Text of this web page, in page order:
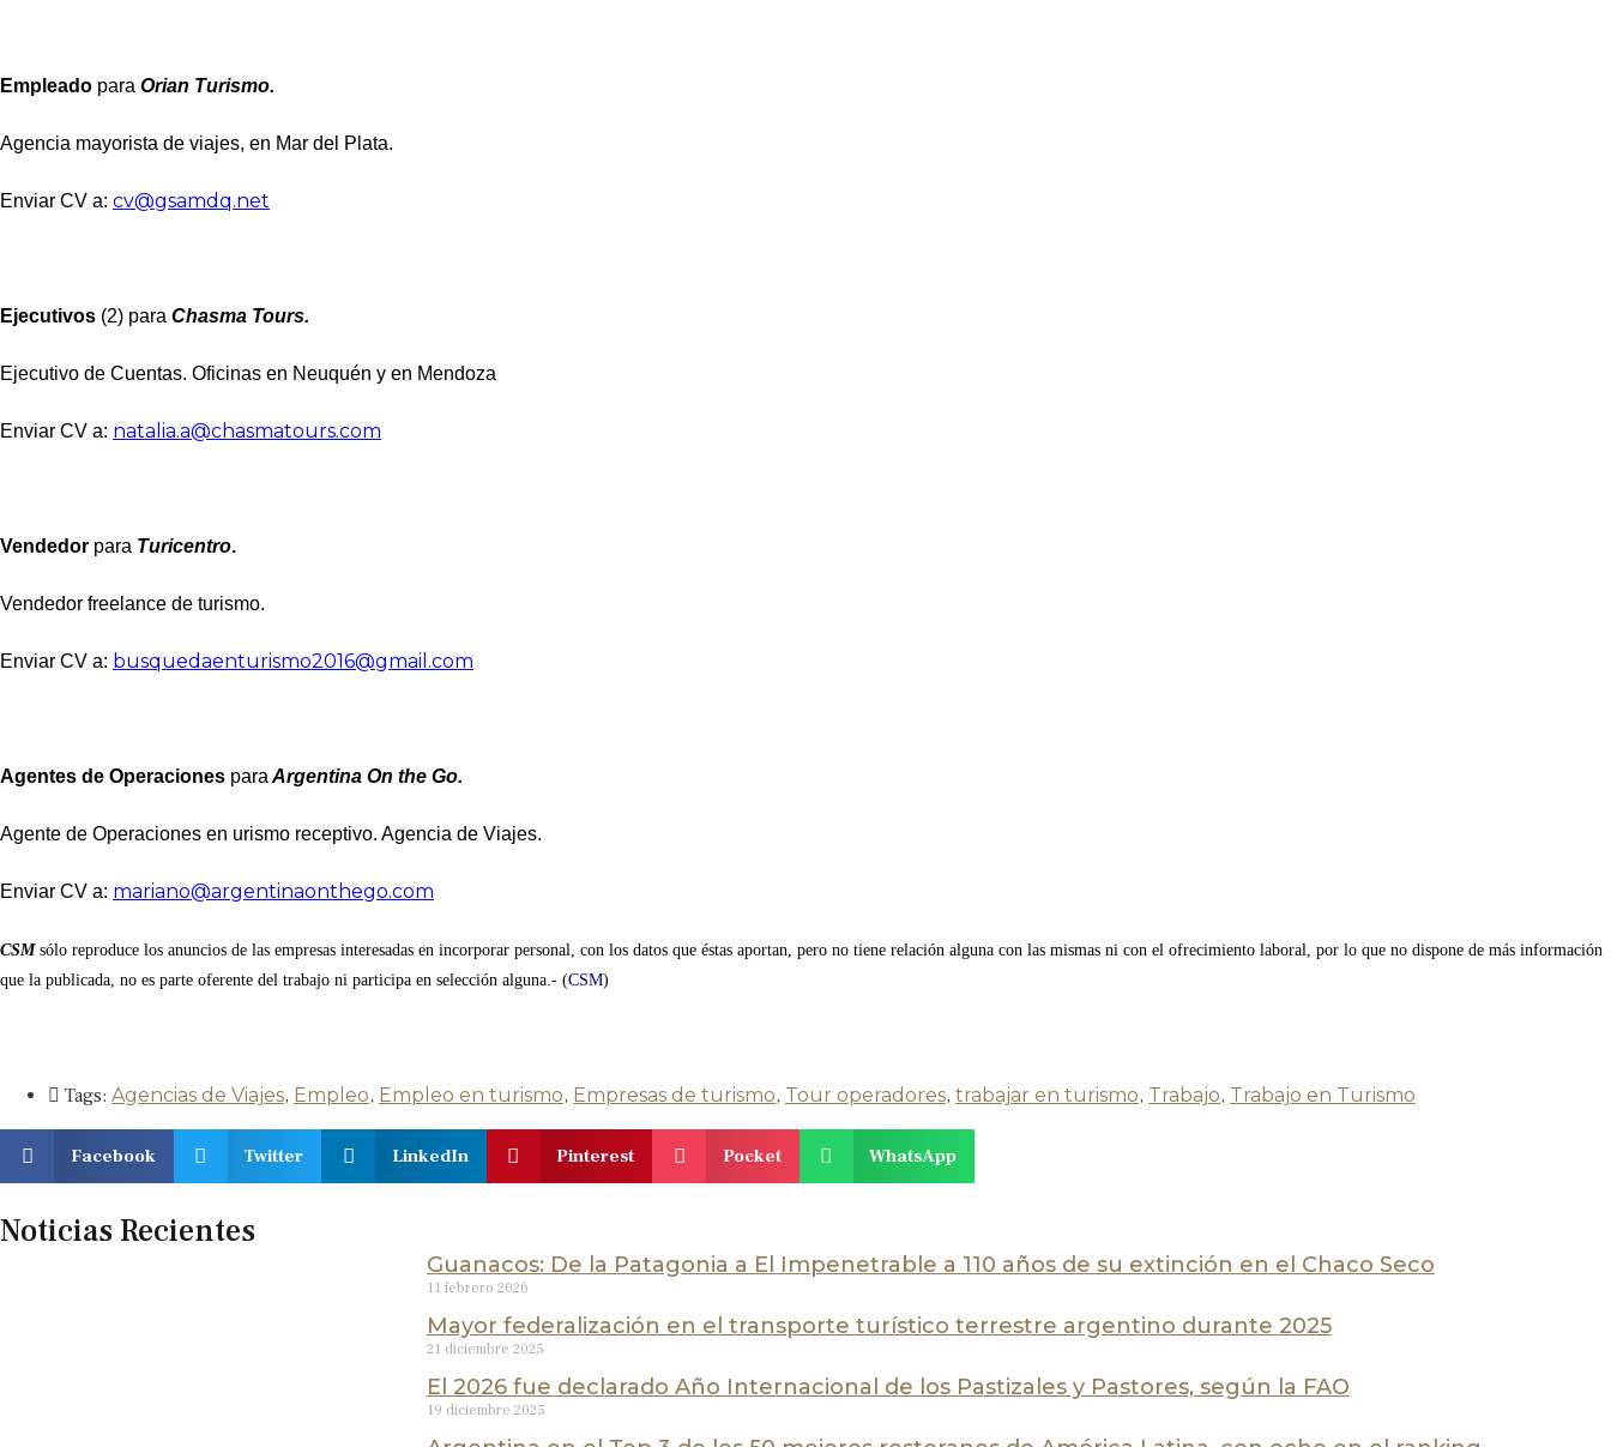
Empleado para Orian Turismo.
Agencia mayorista de viajes, en Mar del Plata.
Enviar CV a: cv@gsamdq.net
Ejecutivos (2) para Chasma Tours.
Ejecutivo de Cuentas. Oficinas en Neuquén y en Mendoza
Enviar CV a: natalia.a@chasmatours.com
Vendedor para Turicentro.
Vendedor freelance de turismo.
Enviar CV a: busquedaenturismo2016@gmail.com
Agentes de Operaciones para Argentina On the Go.
Agente de Operaciones en urismo receptivo. Agencia de Viajes.
Enviar CV a: mariano@argentinaonthego.com
CSM sólo reproduce los anuncios de las empresas interesadas en incorporar personal, con los datos que éstas aportan, pero no tiene relación alguna con las mismas ni con el ofrecimiento laboral, por lo que no dispone de más información
que la publicada, no es parte oferente del trabajo ni participa en selección alguna.- (CSM)
Tags: Agencias de Viajes, Empleo, Empleo en turismo, Empresas de turismo, Tour operadores, trabajar en turismo, Trabajo, Trabajo en Turismo
Facebook Twitter LinkedIn Pinterest Pocket WhatsApp
Noticias Recientes
Guanacos: De la Patagonia a El Impenetrable a 110 años de su extinción en el Chaco Seco
11 febrero 2026
Mayor federalización en el transporte turístico terrestre argentino durante 2025
21 diciembre 2025
El 2026 fue declarado Año Internacional de los Pastizales y Pastores, según la FAO
19 diciembre 2025